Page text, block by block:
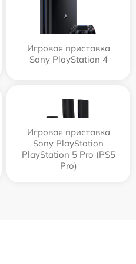
Игровая приставка
Sony PlayStation 4
Игровая приставка
Sony PlayStation
PlayStation 5 Pro (PS5
Pro)